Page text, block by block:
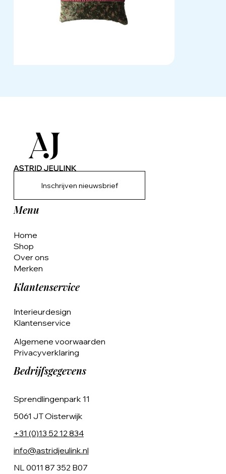
Inschrijven nieuwsbrief
Menu
Home
Shop
Over ons
Merken
Klantenservice
Interieurdesign
Klantenservice
Algemene voorwaarden
Privacyverklaring
Bedrijfsgegevens
Sprendlingenpark 11
5061 JT Oisterwijk
+31 (0)13 52 12 834
info@astridjeulink.nl
NL 0011 87 352 B07